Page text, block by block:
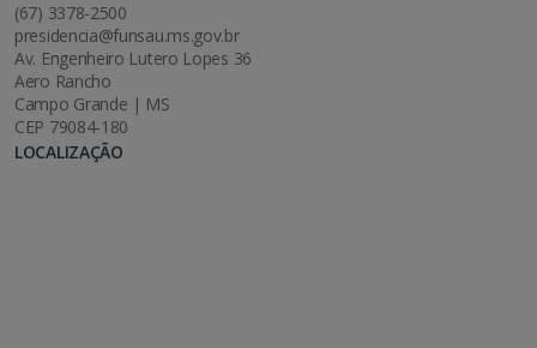
(67) 3378-2500
presidencia@funsau.ms.gov.br
Av. Engenheiro Lutero Lopes 36
Aero Rancho
Campo Grande | MS
CEP 79084-180
LOCALIZAÇÃO